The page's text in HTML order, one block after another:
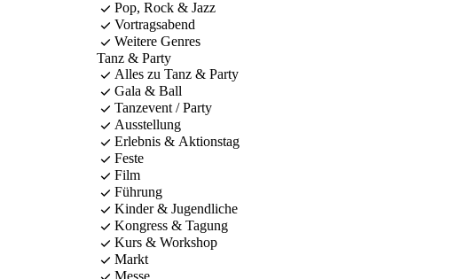
Pop, Rock & Jazz
Vortragsabend
Weitere Genres
Tanz & Party
Alles zu Tanz & Party
Gala & Ball
Tanzevent / Party
Ausstellung
Erlebnis & Aktionstag
Feste
Film
Führung
Kinder & Jugendliche
Kongress & Tagung
Kurs & Workshop
Markt